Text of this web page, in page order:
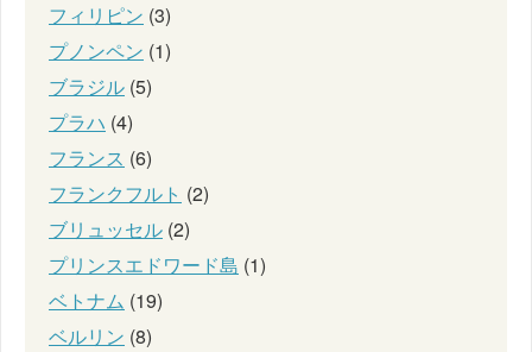
フィリピン (3)
プノンペン (1)
ブラジル (5)
プラハ (4)
フランス (6)
フランクフルト (2)
ブリュッセル (2)
プリンスエドワード島 (1)
ベトナム (19)
ベルリン (8)